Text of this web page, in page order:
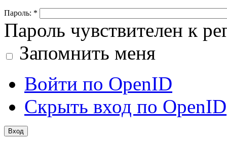
Пароль: *
Пароль чувствителен к
Запомнить меня
Войти по OpenID
Скрыть вход по OpenID